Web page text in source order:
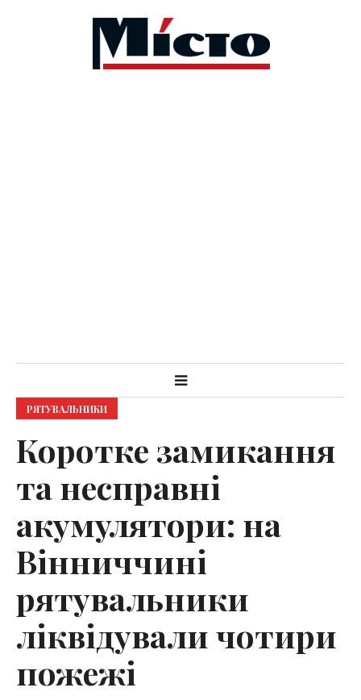
РЯТУВАЛЬНИКИ
Коротке замикання
та несправні
акумулятори: на
Вінниччині
рятувальники
ліквідували чотири
пожежі